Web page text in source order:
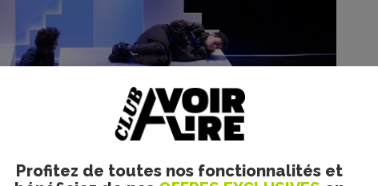
Profitez de toutes nos fonctionnalités et